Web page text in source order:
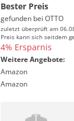
Bester Preis
gefunden bei OTTO
zuletzt überprüft am
Preis kann sich seitdem
4% Ersparnis
Weitere Angebote:
Amazon
Amazon